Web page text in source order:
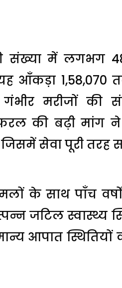
संख्या में लगभग
आँकड़ा 1,58,070
मरीजों की
की बढ़ी मांग ने
जिसमें सेवा पूरी तरह
के साथ पाँच
जटिल स्वास्थ्य
आपात स्थितियों